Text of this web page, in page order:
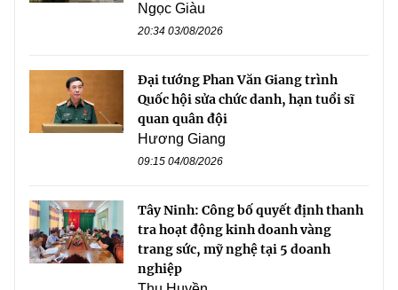
Ngọc Giàu
20:34 03/08/2026
Đại tướng Phan Văn Giang trình
Quốc hội sửa chức danh, hạn tuổi sĩ
quan quân đội
Hương Giang
09:15 04/08/2026
Tây Ninh: Công bố quyết định thanh
tra hoạt động kinh doanh vàng
trang sức, mỹ nghệ tại 5 doanh
nghiệp